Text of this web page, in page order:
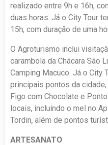
realizado entre 9h e 16h,
duas horas. Já o City Tour
15h, com duração de uma
O Agroturismo inclui
carambola da Chácara São
Camping Macuco. Já o City
principais pontos da
Figo com Chocolate e
locais, incluindo o mel no
Tordin, além de pontos
ARTESANATO